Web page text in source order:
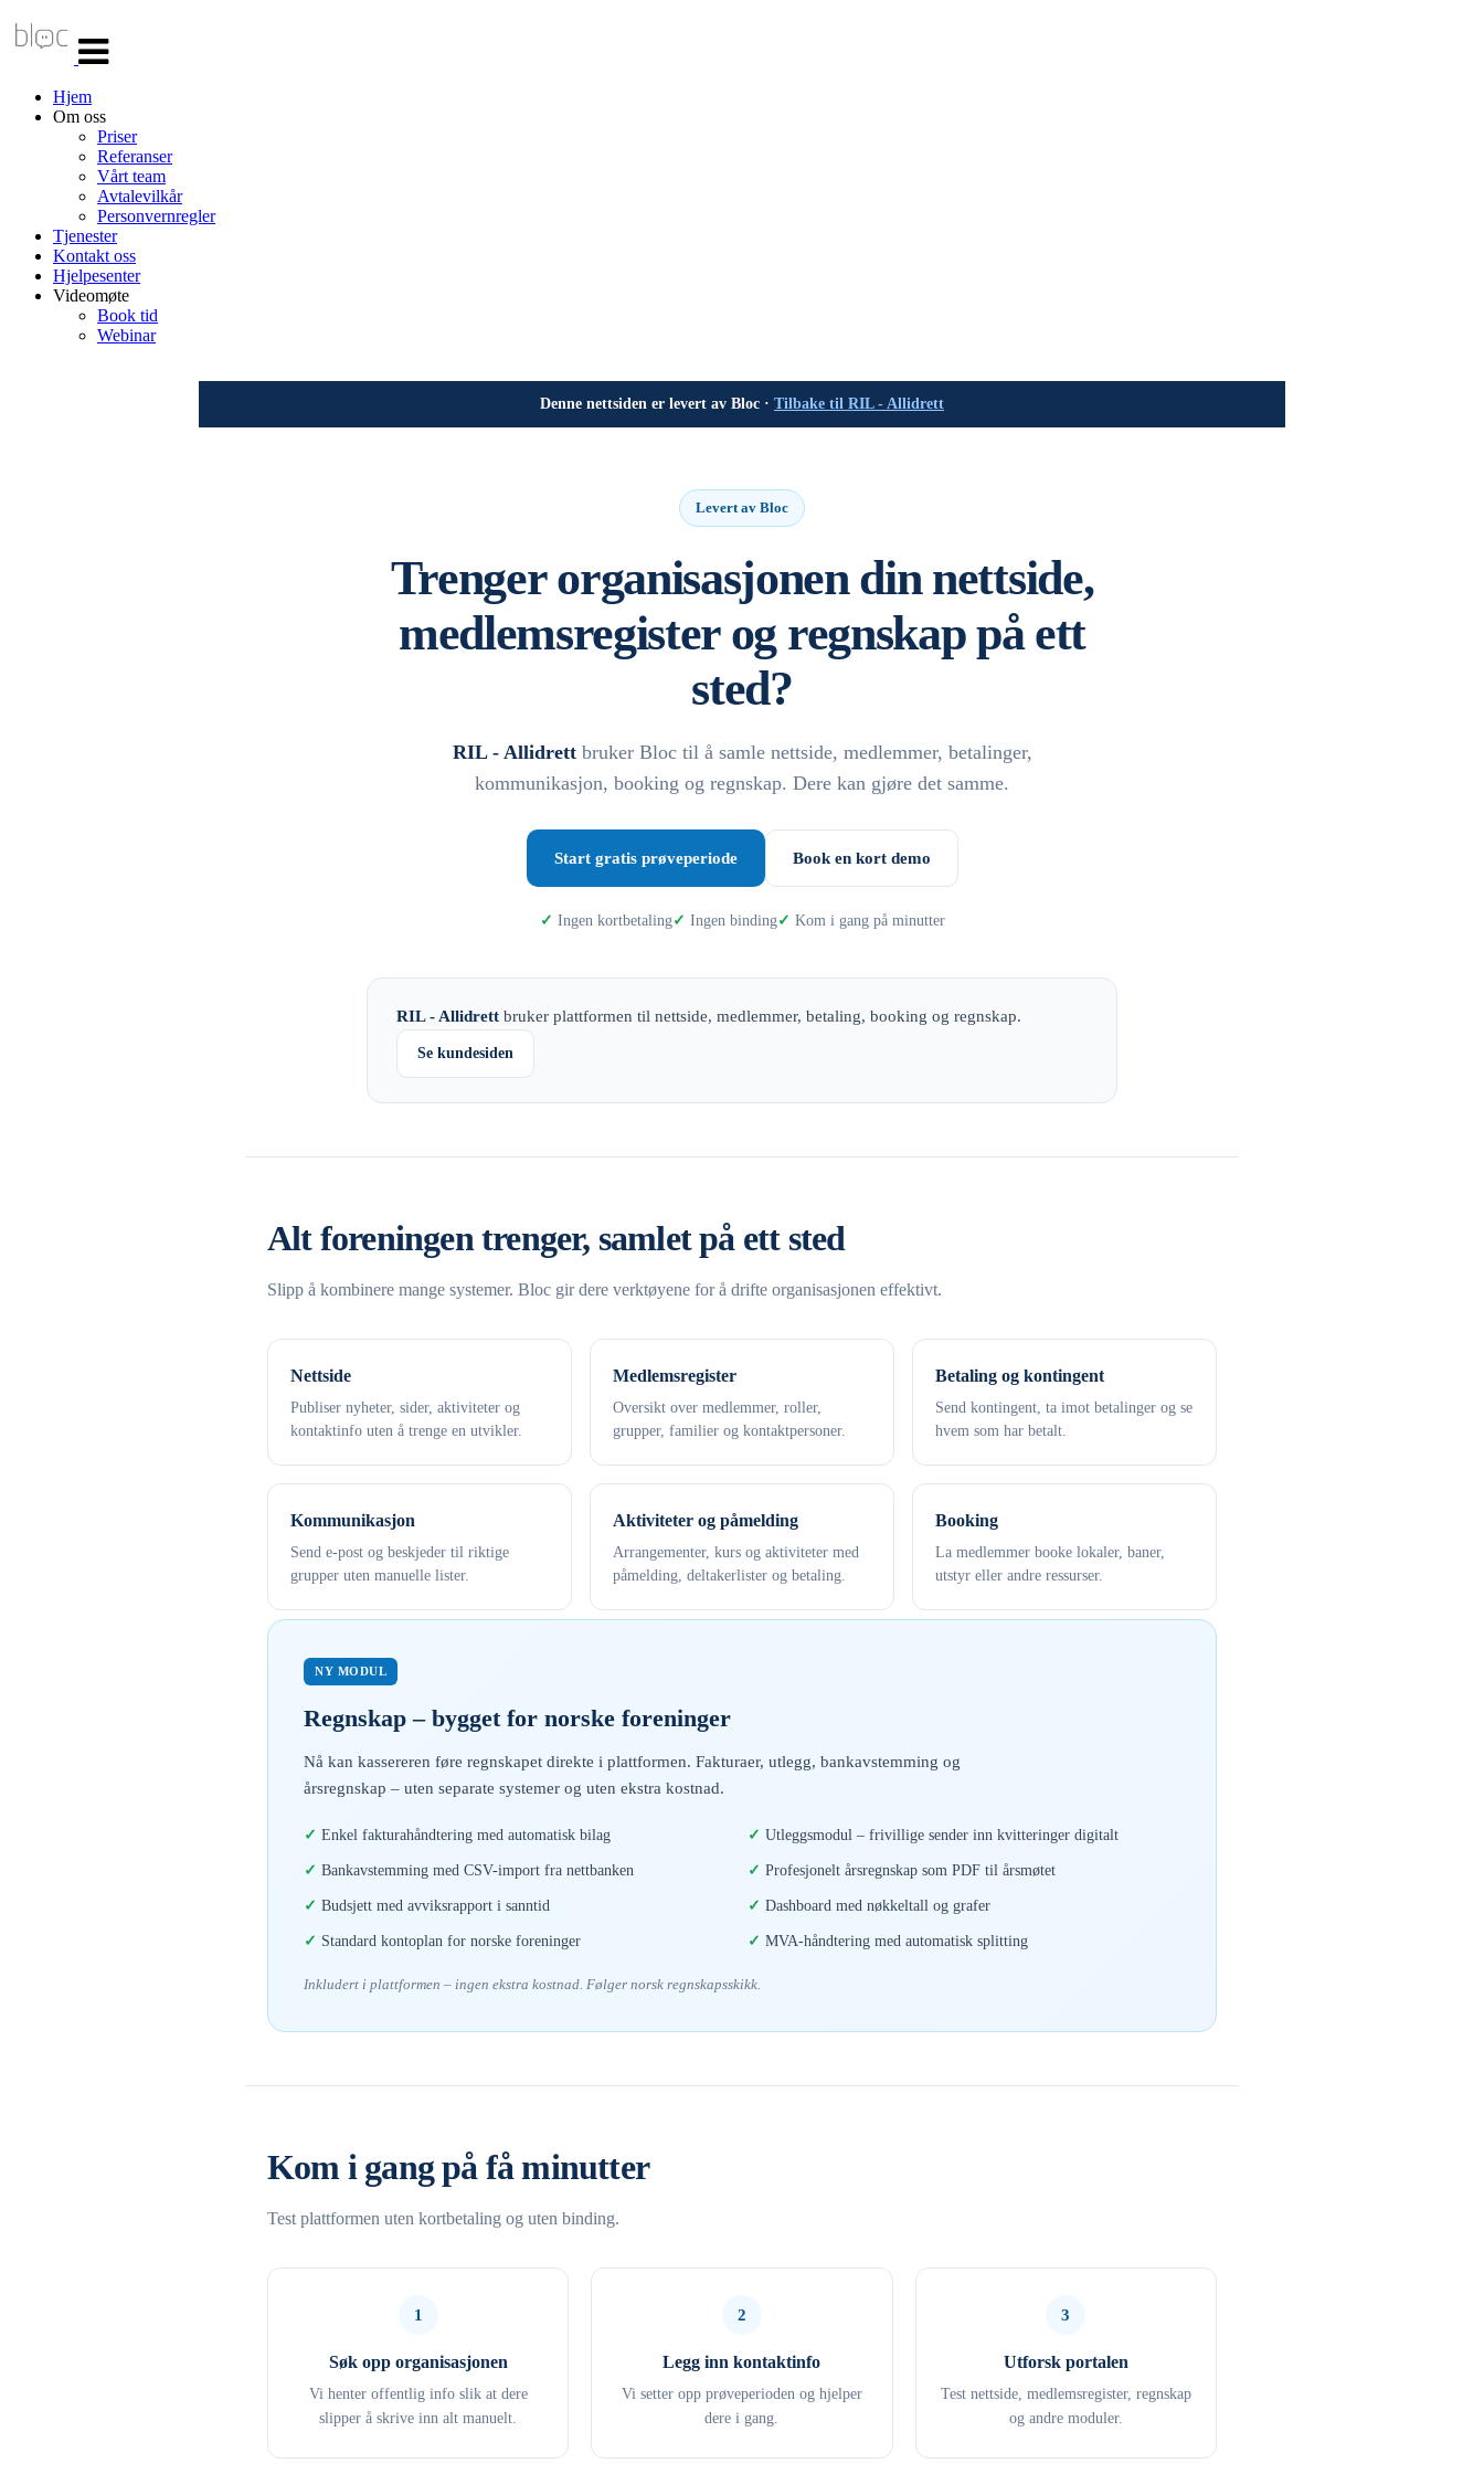
navigasjon
Hjem
Om oss
Priser
Referanser
Vårt team
Avtalevilkår
Personvernregler
Tjenester
Kontakt oss
Hjelpesenter
Videomøte
Book tid
Webinar
Denne nettsiden er levert av Bloc · Tilbake til RIL - Allidrett
Levert av Bloc
Trenger organisasjonen din nettside,
medlemsregister og regnskap på ett
sted?
RIL - Allidrettbruker Bloc til å samle nettside, medlemmer, betalinger,
kommunikasjon, booking og regnskap. Dere kan gjøre det samme.
Start gratis prøveperiode Book en kort demo
Ingen kortbetaling Ingen binding Kom i gang på minutter
RIL - Allidrett bruker plattformen til nettside, medlemmer, betaling, booking og regnskap.
Se kundesiden
Alt foreningen trenger, samlet på ett sted
Slipp å kombinere mange systemer. Bloc gir dere verktøyene for å drifte organisasjonen effektivt.
Nettside
Publiser nyheter, sider, aktiviteter og
kontaktinfo uten å trenge en utvikler.
Medlemsregister
Oversikt over medlemmer, roller,
grupper, familier og kontaktpersoner.
Betaling og kontingent
Send kontingent, ta imot betalinger og se
hvem som har betalt.
Kommunikasjon
Send e-post og beskjeder til riktige
grupper uten manuelle lister.
Aktiviteter og påmelding
Arrangementer, kurs og aktiviteter med
påmelding, deltakerlister og betaling.
Booking
La medlemmer booke lokaler, baner,
utstyr eller andre ressurser.
NY MODUL
Regnskap – bygget for norske foreninger
Nå kan kassereren føre regnskapet direkte i plattformen. Fakturaer, utlegg, bankavstemming og
årsregnskap – uten separate systemer og uten ekstra kostnad.
Enkel fakturahåndtering med automatisk bilag Utleggsmodul – frivillige sender inn kvitteringer digitalt
Bankavstemming med CSV-import fra nettbanken Profesjonelt årsregnskap som PDF til årsmøtet
Budsjett med avviksrapport i sanntid Dashboard med nøkkeltall og grafer
Standard kontoplan for norske foreninger MVA-håndtering med automatisk splitting
Inkludert i plattformen – ingen ekstra kostnad. Følger norsk regnskapsskikk.
Kom i gang på få minutter
Test plattformen uten kortbetaling og uten binding.
1
Søk opp organisasjonen
Vi henter offentlig info slik at dere
slipper å skrive inn alt manuelt.
2
Legg inn kontaktinfo
Vi setter opp prøveperioden og hjelper
dere i gang.
3
Utforsk portalen
Test nettside, medlemsregister, regnskap
og andre moduler.